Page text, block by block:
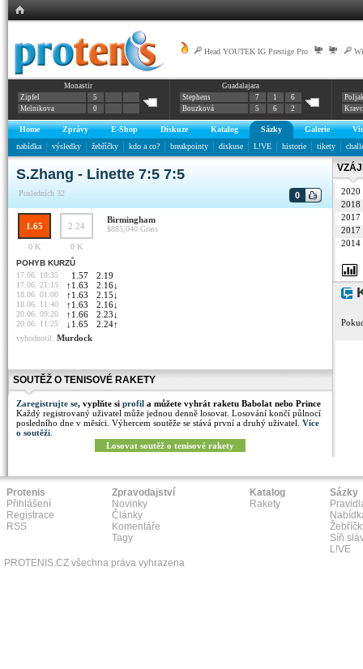
Head YOUTEK IG Prestige Pro
Monastir
Zipfel
5
Melnikova
0
Guadalajara
Stephens
7 1
6
Bouzková
5 6 2
Home Zprávy E-Shop Diskuze Katalog Sázky Galerie
nabídka
výsledky žebříčky kdo a co? breakpointy diskuse L!VE historie tikety
S.Zhang - Linette 7:5 7:5
Posledních 32 0
1.65 2.24
Birmingham
$885,040 Grass
0 K
0 K
POHYB KURZŮ
17.06. 18:35
1.57 2.19
17.06. 21:15 ↑ 1.63 2.16↓
18.06. 01:00 ↑ 1.63 2.15 ↓
18.06. 11:40 ↑ 1.63 2.16↓
20.06. 09:20 ↑ 1.66 2.23 ↓
20.06. 11:25 ↓ 1.65 2.24↑
vyhodnotil: Murdock
SOUTĚŽ O TENISOVÉ RAKETY
Zaregistrujte se, vyplňte si profil a můžete vyhrát raketu Babolat nebo Prince
Každý registrovaný uživatel může jednou denně losovat. Losování končí půlnocí
posledního dne v měsíci. Výhercem soutěže se stává první a druhý uživatel. Více
o soutěži
Losovat soutěž o tenisové rakety
2020
2018
2017
2017
2014
Protenis
Přihlášení
Registrace
RSS
Zpravodajství
Novinky
Články
Komentáře
Tagy
Katalog
Rakety
Sázky
Síň
L!VE
PROTENIS.CZ všechna práva vyhrazena